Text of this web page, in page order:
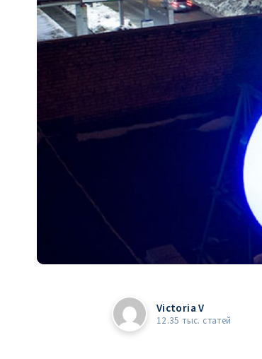
Victoria V
12.35 тыс. статей